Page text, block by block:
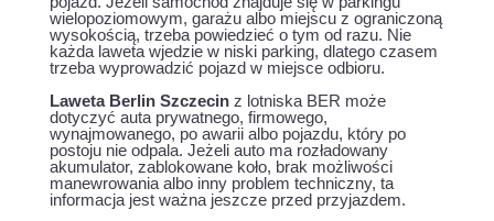
wielopoziomowym, garażu albo miejscu z ograniczoną
wysokością, trzeba powiedzieć o tym od razu. Nie
każda laweta wjedzie w niski parking, dlatego czasem
trzeba wyprowadzić pojazd w miejsce odbioru.
Laweta Berlin Szczecinz lotniska BER może
dotyczyć auta prywatnego, firmowego,
wynajmowanego, po awarii albo pojazdu, który po
postoju nie odpala. Jeżeli auto ma rozładowany
akumulator, zablokowane koło, brak możliwości
manewrowania albo inny problem techniczny, ta
informacja jest ważna jeszcze przed przyjazdem.